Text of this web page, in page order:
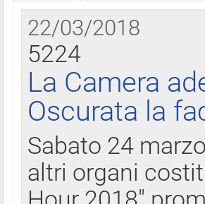
22/03/2018
5224
La Camera
Oscurata la
Sabato 24
altri organi